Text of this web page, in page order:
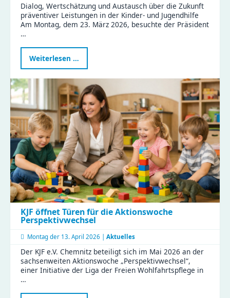
Dialog, Wertschätzung und Austausch über die Zukunft
präventiver Leistungen in der Kinder- und Jugendhilfe
Am Montag, dem 23. März 2026, besuchte der Präsident
…
Weiterlesen …
des
Landtags
zu
Besuch
im
Haus
Liddy
KJF öffnet Türen für die Aktionswoche
Perspektivwechsel
Montag der 13. April 2026 | Aktuelles
Der KJF e.V. Chemnitz beteiligt sich im Mai 2026 an der
sachsenweiten Aktionswoche „Perspektivwechsel“,
einer Initiative der Liga der Freien Wohlfahrtspflege in
…